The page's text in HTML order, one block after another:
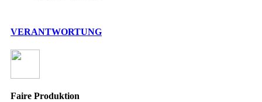
VERANTWORTUNG
Faire Produktion